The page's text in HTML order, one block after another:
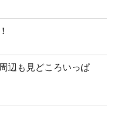
辺も見どころいっぱ